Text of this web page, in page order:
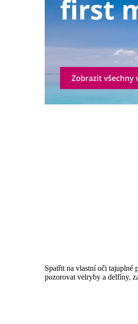
Spatřit na vlastní oči tajuplné
pozorovat velryby a delfíny,